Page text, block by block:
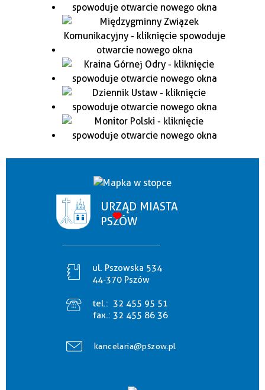
URZĄD MIASTA
PSZÓW
ul. Pszowska 534
44-370 Pszów
tel.: 32 455 95 51
fax.: 32 455 86 36
kancelaria@pszow.pl